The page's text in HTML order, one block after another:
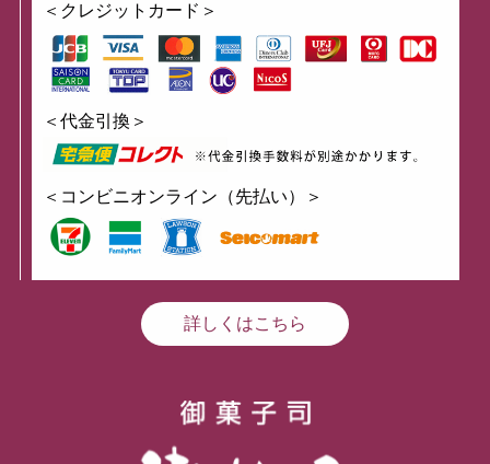
＜クレジットカード＞
＜代金引換＞
＜コンビニオンライン（先払い）＞
詳しくはこちら